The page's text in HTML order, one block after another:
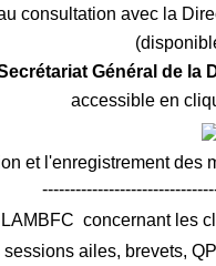
consultation avec la
Général de la
accessible en
et l'enregistrement des
concernant les
sessions ailes, brevets,